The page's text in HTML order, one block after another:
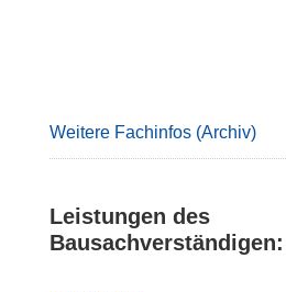
Weitere Fachinfos (Archiv)
Leistungen des
Bausachverständigen: